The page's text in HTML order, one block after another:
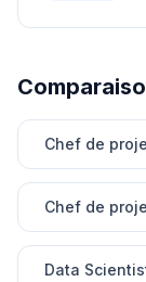
Chef de
Chef de
Data